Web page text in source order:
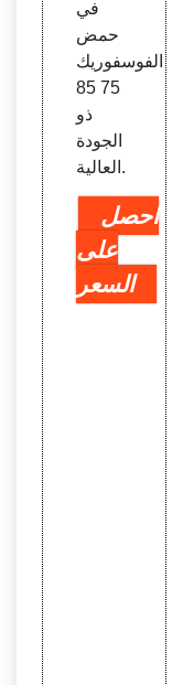
في
حمض
الفوسفوريك
75 85
ذو
الجودة
العالية.
احصل
على
السعر